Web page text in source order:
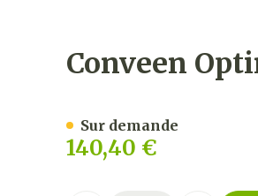
Stand 28mm 30
Conveen
140,40 €
Sur demande